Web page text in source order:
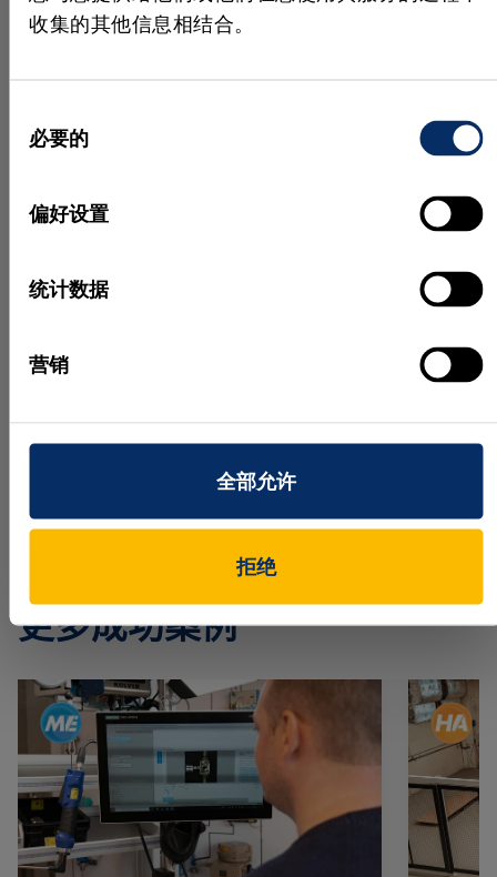
收集的其他信息相结合。
必要的
偏好设置
统计数据
营销
全部允许
拒绝
实际应用
更多成功案例